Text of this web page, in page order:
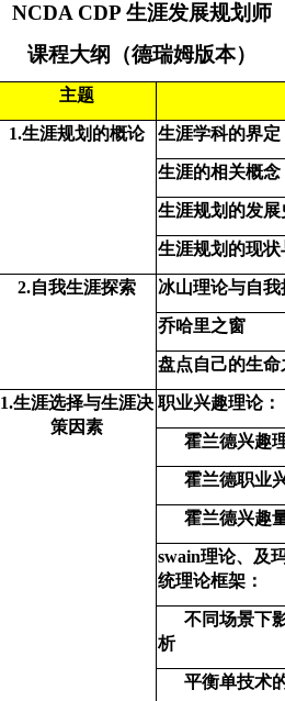
NCDA CDP 生涯发展规划师
课程大纲（德瑞姆版本）
主题
1.生涯规划的概论 生涯学科的界定
生涯的相关概念
生涯规划的发展
生涯规划的现状
2.自我生涯探索 冰山理论与自我
乔哈里之窗
盘点自己的生命
1.生涯选择与生涯决
策因素
职业兴趣理论：
霍兰德兴趣
霍兰德职业
霍兰德兴趣
swain理论、及
统理论框架：
不同场景下
析
平衡单技术